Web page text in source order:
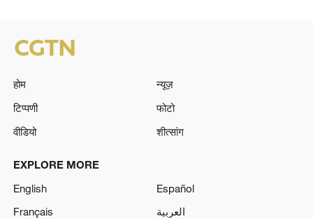
होम
न्यूज़
टिप्पणी
फोटो
वीडियो
शीत्सांग
EXPLORE MORE
English
Español
Français
العربية